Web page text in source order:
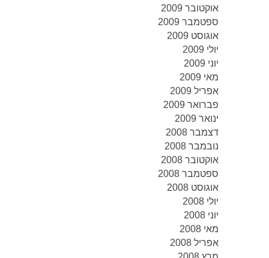
אוקטובר 2009
ספטמבר 2009
אוגוסט 2009
יולי 2009
יוני 2009
מאי 2009
אפריל 2009
פברואר 2009
ינואר 2009
דצמבר 2008
נובמבר 2008
אוקטובר 2008
ספטמבר 2008
אוגוסט 2008
יולי 2008
יוני 2008
מאי 2008
אפריל 2008